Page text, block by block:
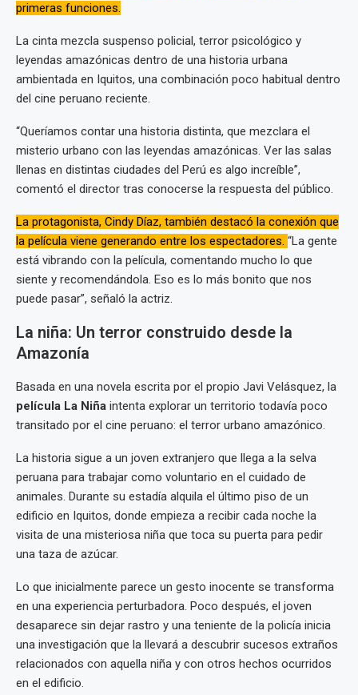
primeras funciones.
La cinta mezcla suspenso policial, terror psicológico y
leyendas amazónicas dentro de una historia urbana
ambientada en Iquitos, una combinación poco habitual dentro
del cine peruano reciente.
“Queríamos contar una historia distinta, que mezclara el
misterio urbano con las leyendas amazónicas. Ver las salas
llenas en distintas ciudades del Perú es algo increíble”,
comentó el director tras conocerse la respuesta del público.
La protagonista, Cindy Díaz, también destacó la conexión que
la película viene generando entre los espectadores. “La gente
está vibrando con la película, comentando mucho lo que
siente y recomendándola. Eso es lo más bonito que nos
puede pasar”, señaló la actriz.
La niña: Un terror construido desde la
Amazonía
Basada en una novela escrita por el propio Javi Velásquez, la
película La Niña intenta explorar un territorio todavía poco
transitado por el cine peruano: el terror urbano amazónico.
La historia sigue a un joven extranjero que llega a la selva
peruana para trabajar como voluntario en el cuidado de
animales. Durante su estadía alquila el último piso de un
edificio en Iquitos, donde empieza a recibir cada noche la
visita de una misteriosa niña que toca su puerta para pedir
una taza de azúcar.
Lo que inicialmente parece un gesto inocente se transforma
en una experiencia perturbadora. Poco después, el joven
desaparece sin dejar rastro y una teniente de la policía inicia
una investigación que la llevará a descubrir sucesos extraños
relacionados con aquella niña y con otros hechos ocurridos
en el edificio.